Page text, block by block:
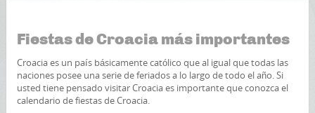
Fiestas de Croacia más importantes
Croacia es un país básicamente católico que al igual que todas las
naciones posee una serie de feriados a lo largo de todo el año. Si
usted tiene pensado visitar Croacia es importante que conozca el
calendario de fiestas de Croacia.